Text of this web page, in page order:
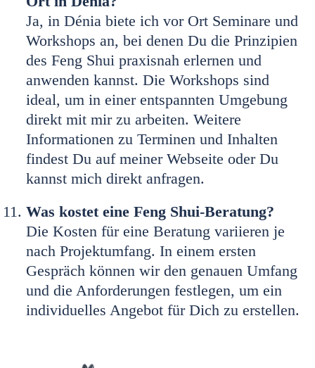
Ja, in Dénia biete ich vor Ort Seminare und
Workshops an, bei denen Du die Prinzipien
des Feng Shui praxisnah erlernen und
anwenden kannst. Die Workshops sind
ideal, um in einer entspannten Umgebung
direkt mit mir zu arbeiten. Weitere
Informationen zu Terminen und Inhalten
findest Du auf meiner Webseite oder Du
kannst mich direkt anfragen.
Was kostet eine Feng Shui-Beratung?
Die Kosten für eine Beratung variieren je
nach Projektumfang. In einem ersten
Gespräch können wir den genauen Umfang
und die Anforderungen festlegen, um ein
individuelles Angebot für Dich zu erstellen.